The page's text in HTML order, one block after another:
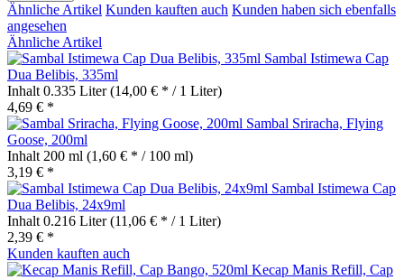
Ähnliche Artikel Kunden kauften auch Kunden haben sich ebenfalls
angesehen
Ähnliche Artikel
Sambal Istimewa Cap
Dua Belibis, 335ml
Inhalt 0.335 Liter(14,00 € * / 1 Liter)
4,69 € *
Sambal Sriracha, Flying
Goose, 200ml
Inhalt 200 ml (1,60 € * / 100 ml)
3,19 € *
Sambal Istimewa Cap
Dua Belibis, 24x9ml
Inhalt 0.216 Liter(11,06 € * / 1 Liter)
2,39 € *
Kunden kauften auch
Kecap Manis Refill, Cap